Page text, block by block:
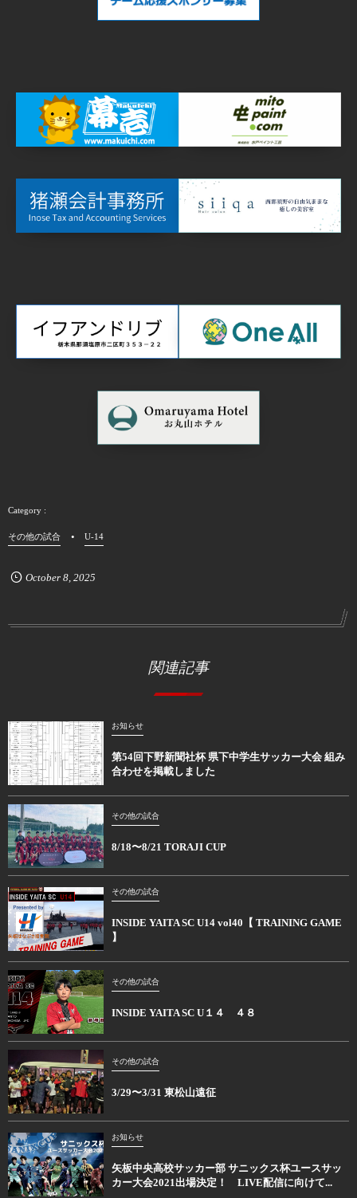
その他の試合 U-14
October 8, 2025
関連記事
お知らせ
第54回下野新聞社杯 県下中学生サッカー大会 組み
合わせを掲載しました
その他の試合
8/18〜8/21 TORAJI CUP
その他の試合
INSIDE YAITA SC U14 vol40【 TRAINING GAME
】
その他の試合
INSIDE YAITA SC U１４ ４８
その他の試合
3/29〜3/31 東松山遠征
お知らせ
矢板中央高校サッカー部 サニックス杯ユースサッ
カー大会2021出場決定！ LIVE配信に向けて...